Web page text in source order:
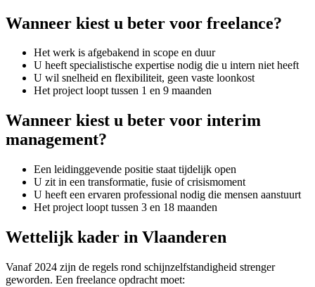
Wanneer kiest u beter voor freelance?
Het werk is afgebakend in scope en duur
U heeft specialistische expertise nodig die u intern niet heeft
U wil snelheid en flexibiliteit, geen vaste loonkost
Het project loopt tussen 1 en 9 maanden
Wanneer kiest u beter voor interim
management?
Een leidinggevende positie staat tijdelijk open
U zit in een transformatie, fusie of crisismoment
U heeft een ervaren professional nodig die mensen aanstuurt
Het project loopt tussen 3 en 18 maanden
Wettelijk kader in Vlaanderen
Vanaf 2024 zijn de regels rond schijnzelfstandigheid strenger
geworden. Een freelance opdracht moet: